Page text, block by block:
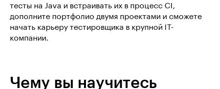
тесты на Java и встраивать их в процесс CI,
дополните портфолио двумя проектами и сможете
начать карьеру тестировщика в крупной IT-
компании.
Чему вы научитесь